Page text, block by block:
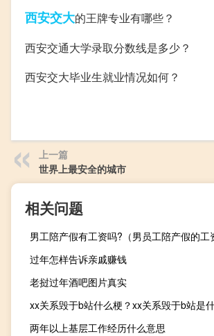
西安交大的王牌专业有哪些？
西安交通大学录取分数线是多少？
西安交大毕业生就业情况如何？
上一篇
世界上最安全的城市
相关问题
男工陪产假有工资吗?（男员工陪产假的工
过年怎样告诉亲戚赚钱
老挝过年酒吧图片真实
xx关系毁于b站什么梗？xx关系毁于b站是
两年以上基层工作经历什么意思